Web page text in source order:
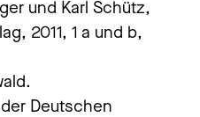
und Karl Schütz,
2011, 1 a und b,
Deutschen